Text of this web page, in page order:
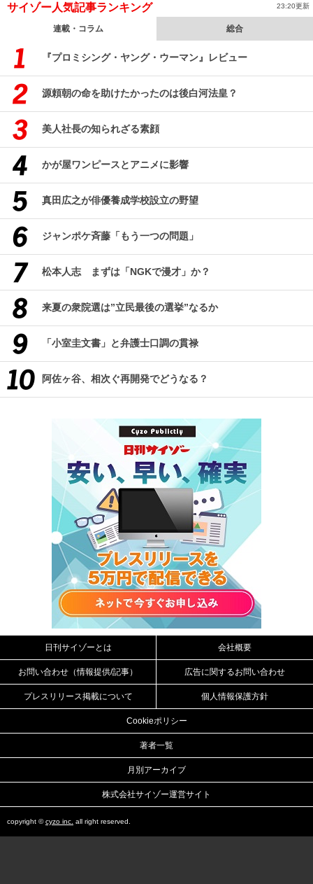
サイゾー人気記事ランキング 23:20更新
連載・コラム 総合
『プロミシング・ヤング・ウーマン』レビュー
源頼朝の命を助けたかったのは後白河法皇？
美人社長の知られざる素顔
かが屋ワンピースとアニメに影響
真田広之が俳優養成学校設立の野望
ジャンポケ斉藤「もう一つの問題」
松本人志 まずは「NGKで漫才」か？
来夏の衆院選は”立民最後の選挙”なるか
「小室圭文書」と弁護士口調の貫禄
阿佐ヶ谷、相次ぐ再開発でどうなる？
日刊サイゾーとは 会社概要
お問い合わせ（情報提供/記事） 広告に関するお問い合わせ
プレスリリース掲載について 個人情報保護方針
Cookieポリシー
著者一覧
月別アーカイブ
株式会社サイゾー運営サイト
copyright ©cyzo inc. all right reserved.